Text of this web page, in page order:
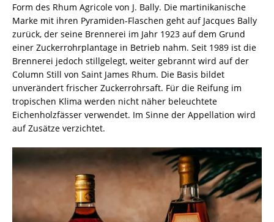
Form des Rhum Agricole von J. Bally. Die martinikanische
Marke mit ihren Pyramiden-Flaschen geht auf Jacques Bally
zurück, der seine Brennerei im Jahr 1923 auf dem Grund
einer Zuckerrohrplantage in Betrieb nahm. Seit 1989 ist die
Brennerei jedoch stillgelegt, weiter gebrannt wird auf der
Column Still von Saint James Rhum. Die Basis bildet
unverändert frischer Zuckerrohrsaft. Für die Reifung im
tropischen Klima werden nicht näher beleuchtete
Eichenholzfässer verwendet. Im Sinne der Appellation wird
auf Zusätze verzichtet.